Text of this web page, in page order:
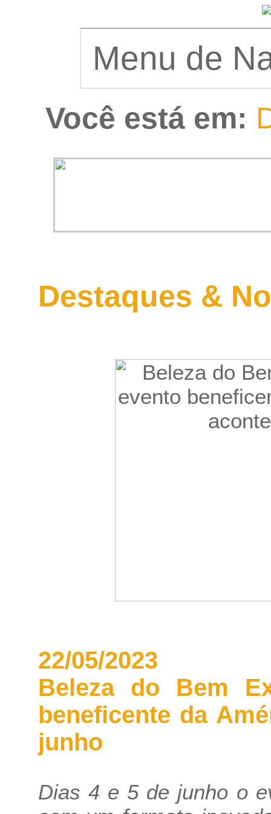
Você está em:
Destaques &
22/05/2023
Beleza do Bem
beneficente da
junho
Dias 4 e 5 de junho o